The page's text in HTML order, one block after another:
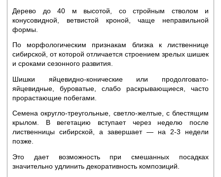
Дерево до 40 м высотой, со стройным стволом и
конусовидной, ветвистой кроной, чаще неправильной
формы.
По морфологическим признакам близка к лиственнице
сибирской, от которой отличается строением зрелых шишек
и сроками сезонного развития.
Шишки яйцевидно-конические или продолговато-
яйцевидные, буроватые, слабо раскрывающиеся, часто
прорастающие побегами.
Семена округло-треугольные, светло-желтые, с блестящим
крылом. В вегетацию вступает через неделю после
лиственницы сибирской, а завершает — на 2-3 недели
позже.
Это дает возможность при смешанных посадках
значительно удлинить декоративность композиций.